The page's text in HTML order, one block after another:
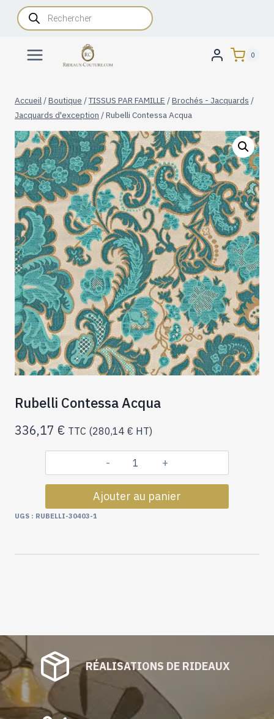
AllerRecherche
de
produits
0
Accueil /Boutique /TISSUS PAR FAMILLE /Brochés - Jacquards /
Jacquards d'exception /Rubelli Contessa Acqua
Rubelli Contessa Acqua
336,17 € TTC (280,14 € HT)
quantité
de
Rubelli
Ajouter au panier
UGS : RUBELLI-30403-1
RÉALISATIONS DE RIDEAUX